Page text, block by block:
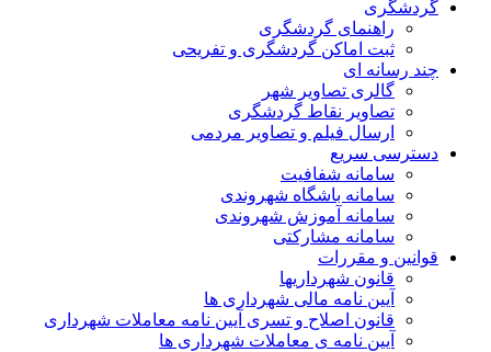
گردشگری
راهنمای گردشگری
ثبت اماکن گردشگری و تفریحی
چند رسانه ای
گالری تصاویر شهر
تصاویر نقاط گردشگری
ارسال فیلم و تصاویر مردمی
دسترسی سریع
سامانه شفافیت
سامانه باشگاه شهروندی
سامانه آموزش شهروندی
سامانه مشارکتی
قوانین و مقررات
قانون شهرداریها
آیین نامه مالی شهرداری ها
قانون اصلاح و تسری آیین نامه معاملات شهرداری
آیین نامه ی معاملات شهرداری ها